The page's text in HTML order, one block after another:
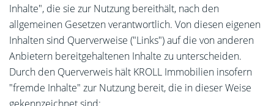
Inhalte", die sie zur Nutzung bereithält, nach den
allgemeinen Gesetzen verantwortlich. Von diesen eigenen
Inhalten sind Querverweise ("Links") auf die von anderen
Anbietern bereitgehaltenen Inhalte zu unterscheiden.
Durch den Querverweis hält KROLL Immobilien insofern
"fremde Inhalte" zur Nutzung bereit, die in dieser Weise